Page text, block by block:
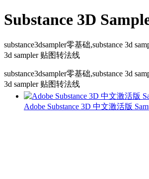
Substance 3D
substance3dsampler零基础,substance 3d
3d sampler 贴图转法线
substance3dsampler零基础,substance 3d
3d sampler 贴图转法线
Adobe Substance 3D 中文激活版